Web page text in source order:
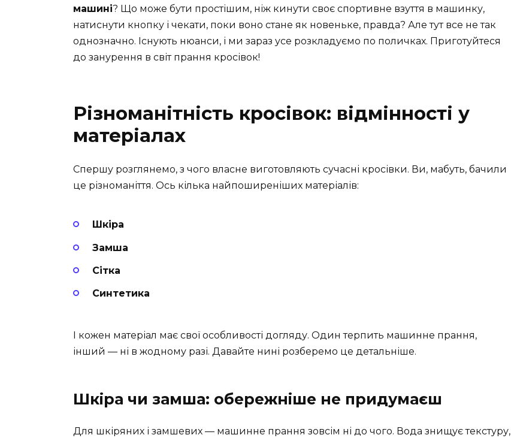
машині? Що може бути простішим, ніж кинути своє спортивне взуття в машинку,
натиснути кнопку і чекати, поки воно стане як новеньке, правда? Але тут все не так
однозначно. Існують нюанси, і ми зараз усе розкладуємо по поличках. Приготуйтеся
до занурення в світ прання кросівок!
Різноманітність кросівок: відмінності у
матеріалах
Спершу розглянемо, з чого власне виготовляють сучасні кросівки. Ви, мабуть, бачили
це різноманіття. Ось кілька найпоширеніших матеріалів:
Шкіра
Замша
Сітка
Синтетика
І кожен матеріал має свої особливості догляду. Один терпить машинне прання,
інший — ні в жодному разі. Давайте нині розберемо це детальніше.
Шкіра чи замша: обережніше не придумаєш
Для шкіряних і замшевих — машинне прання зовсім ні до чого. Вода знищує текстуру,